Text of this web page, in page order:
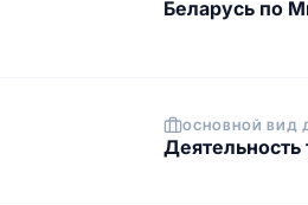
Беларусь по
ОСНОВНОЙ ВИД
Деятельность